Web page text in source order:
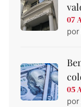
07
05